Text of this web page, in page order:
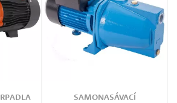
SAMONASÁVACÍ